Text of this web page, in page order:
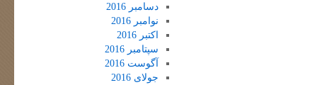
دسامبر 2016
نوامبر 2016
اکتبر 2016
سپتامبر 2016
آگوست 2016
جولای 2016